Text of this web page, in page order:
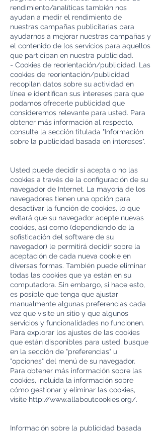
rendimiento/analíticas también nos
ayudan a medir el rendimiento de
nuestras campañas publicitarias para
ayudarnos a mejorar nuestras campañas y
el contenido de los servicios para aquellos
que participan en nuestra publicidad.
- Cookies de reorientación/publicidad. Las
cookies de reorientación/publicidad
recopilan datos sobre su actividad en
línea e identifican sus intereses para que
podamos ofrecerle publicidad que
consideremos relevante para usted. Para
obtener más información al respecto,
consulte la sección titulada "Información
sobre la publicidad basada en intereses".
Usted puede decidir si acepta o no las
cookies a través de la configuración de su
navegador de Internet. La mayoría de los
navegadores tienen una opción para
desactivar la función de cookies, lo que
evitará que su navegador acepte nuevas
cookies, así como (dependiendo de la
sofisticación del software de su
navegador) le permitirá decidir sobre la
aceptación de cada nueva cookie en
diversas formas. También puede eliminar
todas las cookies que ya están en su
computadora. Sin embargo, si hace esto,
es posible que tenga que ajustar
manualmente algunas preferencias cada
vez que visite un sitio y que algunos
servicios y funcionalidades no funcionen.
Para explorar los ajustes de las cookies
que están disponibles para usted, busque
en la sección de "preferencias" u
"opciones" del menú de su navegador.
Para obtener más información sobre las
cookies, incluida la información sobre
cómo gestionar y eliminar las cookies,
visite http://www.allaboutcookies.org/.
Información sobre la publicidad basada